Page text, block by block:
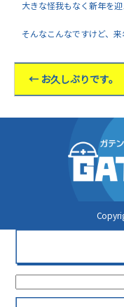
大きな怪我もなく新年を
そんなこんなですけど、来
← お久しぶりです。